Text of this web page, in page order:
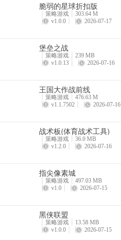
脆弱的星球折扣版
策略游戏
303.64 M
v1.0.0
2026-07-17
堡垒之战
策略游戏
239 MB
v1.0.13
2026-07-16
王国大作战前线
策略游戏
476.63 M
v1.1.7502
2026-07-16
战术板(体育战术工具)
策略游戏
36.0 MB
v1.2.0
2026-07-16
指尖像素城
策略游戏
497.03 MB
v1.0
2026-07-15
黑侠联盟
策略游戏
13.58 MB
v1.0.0
2026-07-15